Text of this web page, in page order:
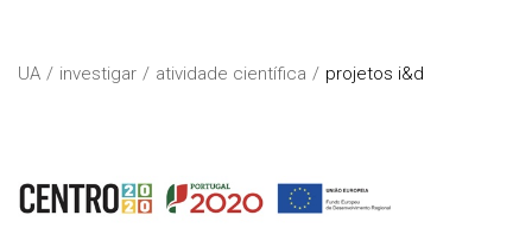
UA investigar atividade científica projetos i&d